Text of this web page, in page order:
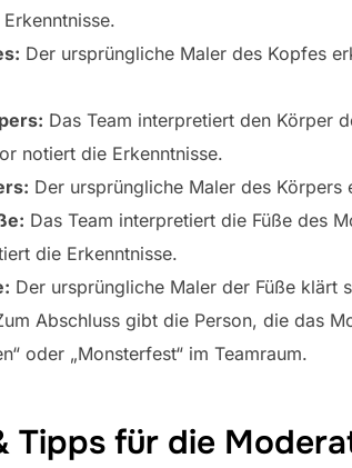
Der ursprüngliche Maler des Kopfes
Das Team interpretiert den Körper
notiert die Erkenntnisse.
Der ursprüngliche Maler des Körpers
Das Team interpretiert die Füße des
die Erkenntnisse.
Der ursprüngliche Maler der Füße klärt
Abschluss gibt die Person, die das
oder „Monsterfest“ im Teamraum.
Tipps für die